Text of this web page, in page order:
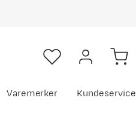
Varemerker Kundeservice